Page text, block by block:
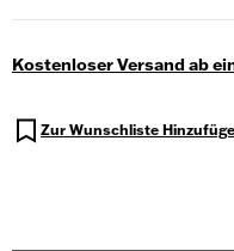
Kostenloser Versand ab
Zur Wunschliste